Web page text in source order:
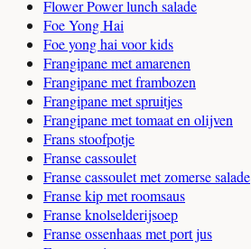
Flower Power lunch salade
Foe Yong Hai
Foe yong hai voor kids
Frangipane met amarenen
Frangipane met frambozen
Frangipane met spruitjes
Frangipane met tomaat en olijven
Frans stoofpotje
Franse cassoulet
Franse cassoulet met zomerse salade
Franse kip met roomsaus
Franse knolselderijsoep
Franse ossenhaas met port jus